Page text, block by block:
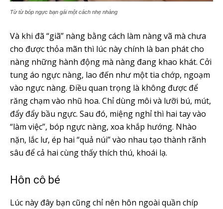
Từ từ bóp ngực bạn gái một cách nhẹ nhàng
Và khi đã “giã” nàng bằng cách làm nàng vã mà chưa
cho được thỏa mãn thì lúc này chính là ban phát cho
nàng những hành động mà nàng đang khao khát. Cởi
tung áo ngực nàng, lao đến như một tia chớp, ngoạm
vào ngực nàng. Điều quan trọng là không được để
răng chạm vào nhũ hoa. Chỉ dùng môi và lưỡi bú, mút,
đẩy đẩy bầu ngực. Sau đó, miệng nghỉ thì hai tay vào
“làm việc”, bóp ngực nàng, xoa khắp hướng. Nhào
nặn, lắc lư, ép hai “quả núi” vào nhau tạo thành rãnh
sâu để cả hai cùng thấy thích thú, khoái lạ.
Hôn cô bé
Lúc này đây bạn cũng chỉ nên hôn ngoài quần chíp